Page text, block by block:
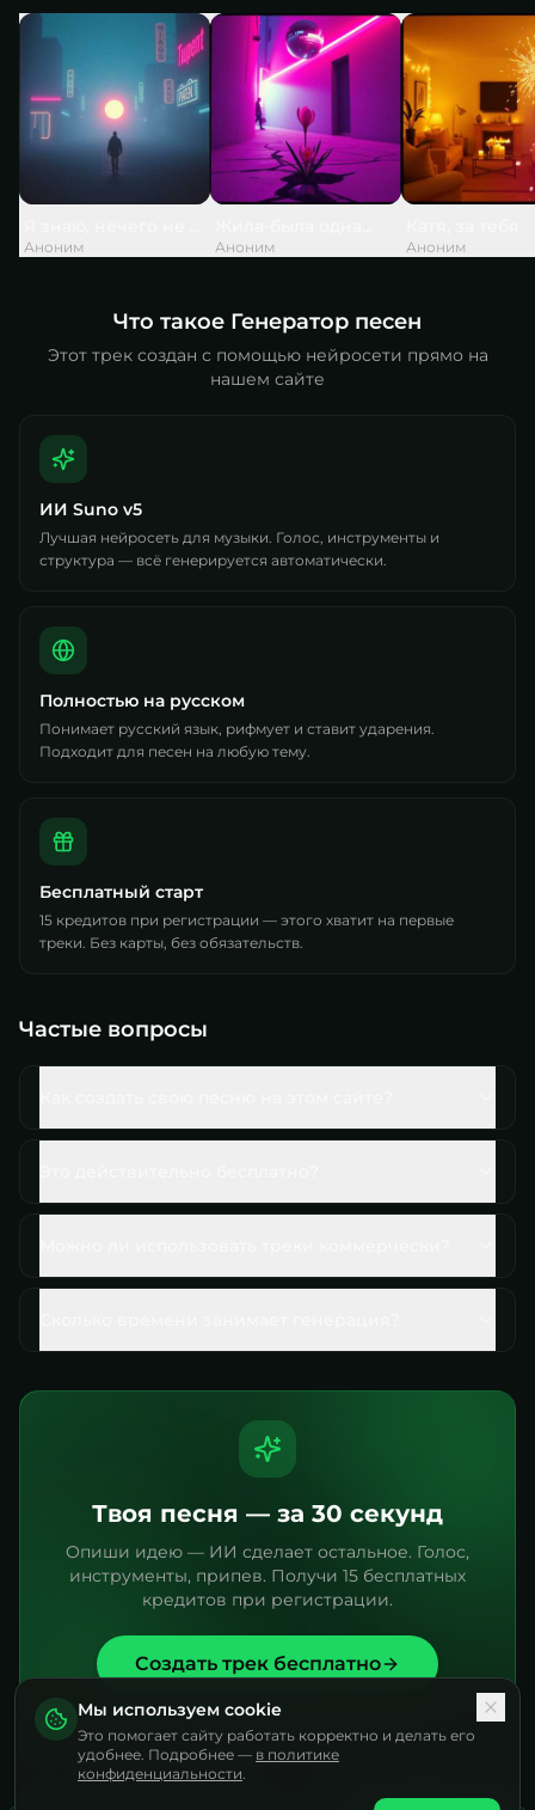
Аноним Аноним Аноним
Что такое Генератор песен
Этот трек создан с помощью нейросети прямо на
нашем сайте
ИИ Suno v5
Лучшая нейросеть для музыки. Голос, инструменты и
структура — всё генерируется автоматически.
Полностью на русском
Понимает русский язык, рифмует и ставит ударения.
Подходит для песен на любую тему.
Бесплатный старт
15 кредитов при регистрации — этого хватит на первые
треки. Без карты, без обязательств.
Частые вопросы
Твоя песня — за 30 секунд
Опиши идею — ИИ сделает остальное. Голос,
инструменты, припев. Получи 15 бесплатных
кредитов при регистрации.
Создать трек бесплатно
Мы используем cookie
Это помогает сайту работать корректно и делать его
удобнее. Подробнее — в политике
конфиденциальности.